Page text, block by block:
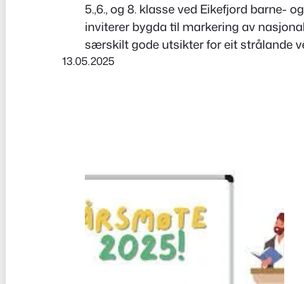
5.,6., og 8. klasse ved Eikefjord barne-
inviterer bygda til markering av
særskilt gode utsikter for eit strålande
augneblink med sambygdingar og
13.05.2025